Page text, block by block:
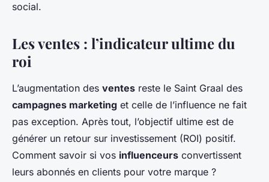
social.
Les ventes : l’indicateur ultime du
roi
L’augmentation des ventes reste le Saint Graal des
campagnes marketing et celle de l’influence ne fait
pas exception. Après tout, l’objectif ultime est de
générer un retour sur investissement (ROI) positif.
Comment savoir si vos influenceurs convertissent
leurs abonnés en clients pour votre marque ?